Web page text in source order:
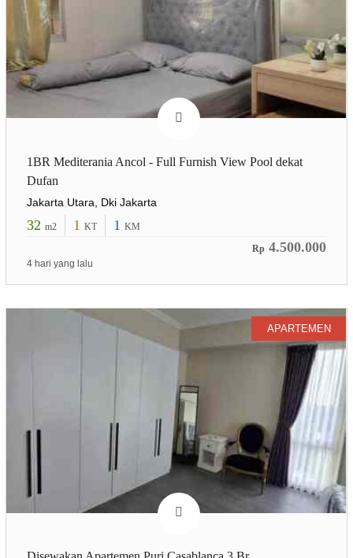
1BR Mediterania Ancol - Full Furnish View Pool dekat
Dufan
Jakarta Utara, Dki Jakarta
32 m2 1 KT 1 KM
Rp 4.500.000
4 hari yang lalu
APARTEMEN